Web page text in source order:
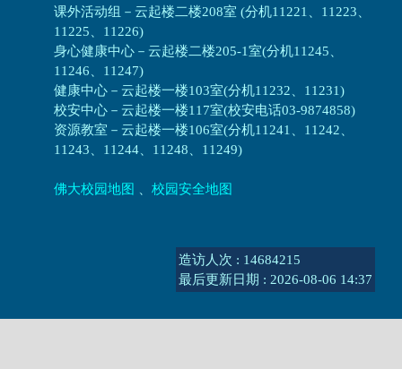
课外活动组 － 云起楼二楼208室 (分机11221、11223、
11225、11226)
身心健康中心 － 云起楼二楼205-1室(分机11245、
11246、11247)
健康中心－ 云起楼一楼103室(分机11232、11231)
校安中心－ 云起楼一楼117室(校安电话03-9874858)
资源教室 － 云起楼一楼106室(分机11241、11242、
11243、11244、11248、11249)
佛大校园地图 校园安全地图
造访人次 : 14684215
最后更新日期 : 2026-08-06 14:37